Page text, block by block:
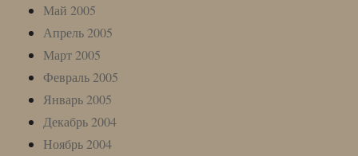
Май 2005
Апрель 2005
Март 2005
Февраль 2005
Январь 2005
Декабрь 2004
Ноябрь 2004